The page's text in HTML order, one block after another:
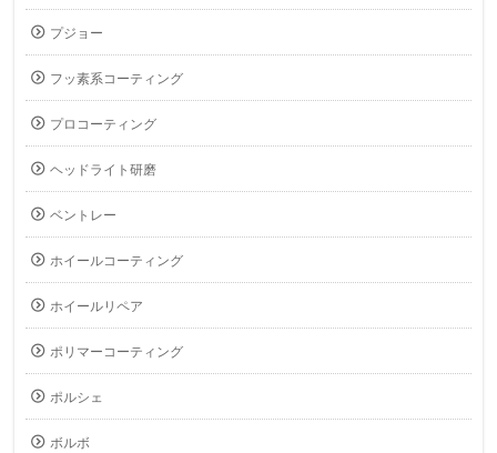
プジョー
フッ素系コーティング
プロコーティング
ヘッドライト研磨
ベントレー
ホイールコーティング
ホイールリペア
ポリマーコーティング
ポルシェ
ボルボ